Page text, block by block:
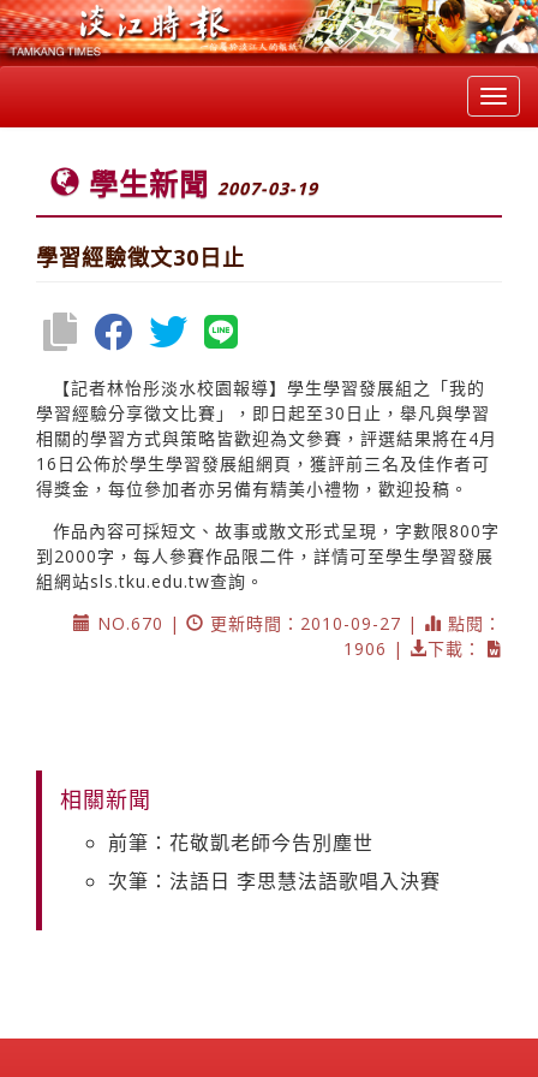
學生新聞 2007-03-19
學習經驗徵文30日止
【記者林怡彤淡水校園報導】學生學習發展組之「我的
學習經驗分享徵文比賽」，即日起至30日止，舉凡與學習
相關的學習方式與策略皆歡迎為文參賽，評選結果將在4月
16日公佈於學生學習發展組網頁，獲評前三名及佳作者可
得獎金，每位參加者亦另備有精美小禮物，歡迎投稿。
作品內容可採短文、故事或散文形式呈現，字數限800字
到2000字，每人參賽作品限二件，詳情可至學生學習發展
組網站sls.tku.edu.tw查詢。
NO.670 |
更新時間：2010-09-27 |
點閱：
1906 |
下載：
相關新聞
前筆：花敬凱老師今告別塵世
次筆：法語日 李思慧法語歌唱入決賽